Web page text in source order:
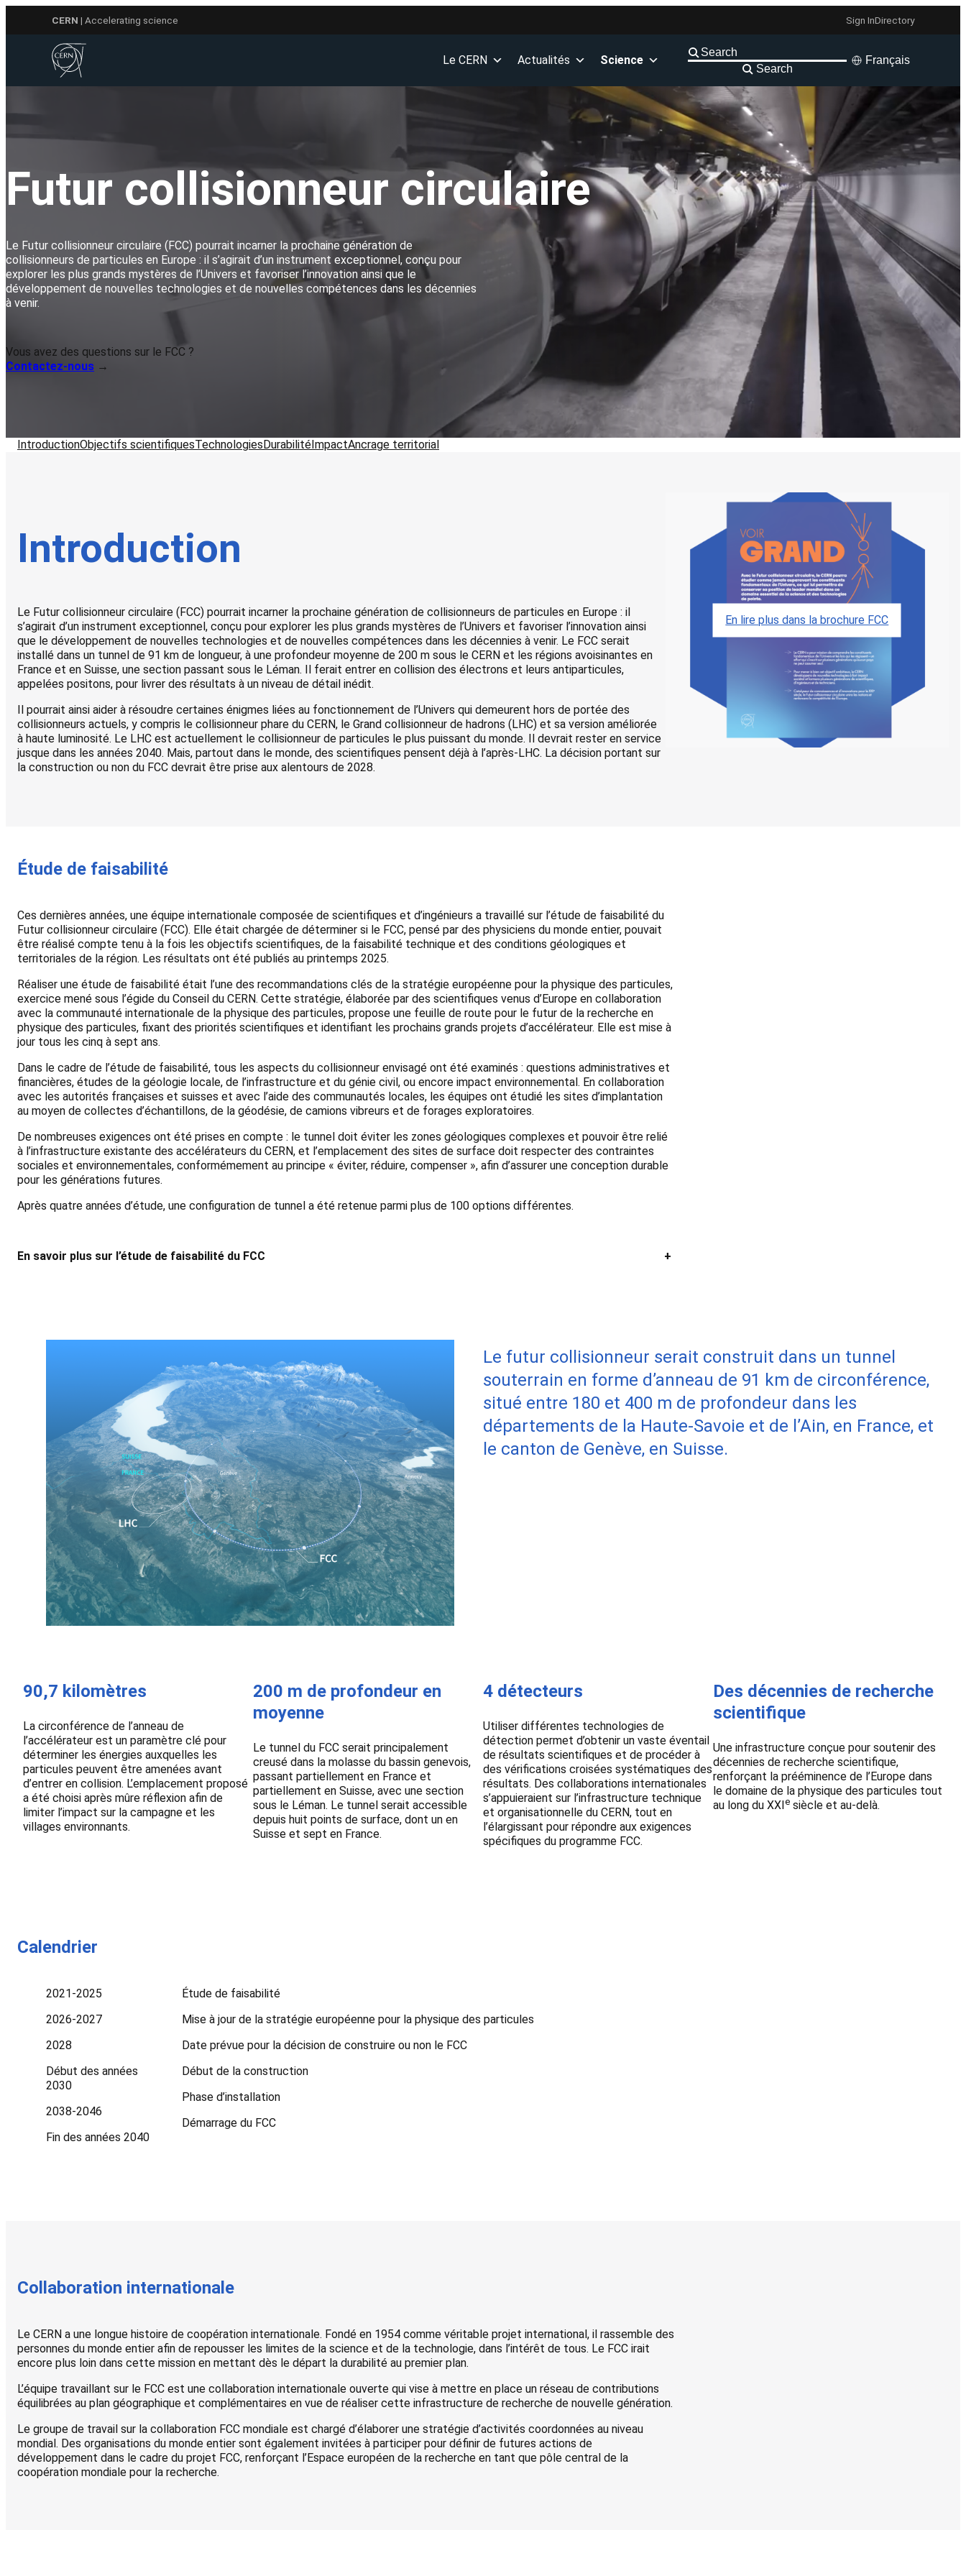
CERN | Accelerating science Sign InDirectory
Le CERN Actualités Science
Search
Français
Futur collisionneur circulaire
Le Futur collisionneur circulaire (FCC) pourrait incarner la prochaine génération de
collisionneurs de particules en Europe : il s’agirait d’un instrument exceptionnel, conçu pour
explorer les plus grands mystères de l’Univers et favoriser l’innovation ainsi que le
développement de nouvelles technologies et de nouvelles compétences dans les décennies
à venir.
Vous avez des questions sur le FCC ?
Contactez-nous →
IntroductionObjectifs scientifiquesTechnologiesDurabilitéImpactAncrage territorial
Introduction
Le Futur collisionneur circulaire (FCC) pourrait incarner la prochaine génération de collisionneurs de particules en Europe : il
s’agirait d’un instrument exceptionnel, conçu pour explorer les plus grands mystères de l’Univers et favoriser l’innovation ainsi
que le développement de nouvelles technologies et de nouvelles compétences dans les décennies à venir. Le FCC serait
installé dans un tunnel de 91 km de longueur, à une profondeur moyenne de 200 m sous le CERN et les régions avoisinantes en
France et en Suisse, une section passant sous le Léman. Il ferait entrer en collision des électrons et leurs antiparticules,
appelées positons, pour livrer des résultats à un niveau de détail inédit.
Il pourrait ainsi aider à résoudre certaines énigmes liées au fonctionnement de l’Univers qui demeurent hors de portée des
collisionneurs actuels, y compris le collisionneur phare du CERN, le Grand collisionneur de hadrons (LHC) et sa version améliorée
à haute luminosité. Le LHC est actuellement le collisionneur de particules le plus puissant du monde. Il devrait rester en service
jusque dans les années 2040. Mais, partout dans le monde, des scientifiques pensent déjà à l’après-LHC. La décision portant sur
la construction ou non du FCC devrait être prise aux alentours de 2028.
En lire plus dans la brochure FCC
Étude de faisabilité
Ces dernières années, une équipe internationale composée de scientifiques et d’ingénieurs a travaillé sur l’étude de faisabilité du
Futur collisionneur circulaire (FCC). Elle était chargée de déterminer si le FCC, pensé par des physiciens du monde entier, pouvait
être réalisé compte tenu à la fois les objectifs scientifiques, de la faisabilité technique et des conditions géologiques et
territoriales de la région. Les résultats ont été publiés au printemps 2025.
Réaliser une étude de faisabilité était l’une des recommandations clés de la stratégie européenne pour la physique des particules,
exercice mené sous l’égide du Conseil du CERN. Cette stratégie, élaborée par des scientifiques venus d’Europe en collaboration
avec la communauté internationale de la physique des particules, propose une feuille de route pour le futur de la recherche en
physique des particules, fixant des priorités scientifiques et identifiant les prochains grands projets d’accélérateur. Elle est mise à
jour tous les cinq à sept ans.
Dans le cadre de l’étude de faisabilité, tous les aspects du collisionneur envisagé ont été examinés : questions administratives et
financières, études de la géologie locale, de l’infrastructure et du génie civil, ou encore impact environnemental. En collaboration
avec les autorités françaises et suisses et avec l’aide des communautés locales, les équipes ont étudié les sites d’implantation
au moyen de collectes d’échantillons, de la géodésie, de camions vibreurs et de forages exploratoires.
De nombreuses exigences ont été prises en compte : le tunnel doit éviter les zones géologiques complexes et pouvoir être relié
à l’infrastructure existante des accélérateurs du CERN, et l’emplacement des sites de surface doit respecter des contraintes
sociales et environnementales, conformémement au principe « éviter, réduire, compenser », afin d’assurer une conception durable
pour les générations futures.
Après quatre années d’étude, une configuration de tunnel a été retenue parmi plus de 100 options différentes.
En savoir plus sur l’étude de faisabilité du FCC +
Le futur collisionneur serait construit dans un tunnel
souterrain en forme d’anneau de 91 km de circonférence,
situé entre 180 et 400 m de profondeur dans les
départements de la Haute-Savoie et de l’Ain, en France, et
le canton de Genève, en Suisse.
90,7 kilomètres
La circonférence de l’anneau de
l’accélérateur est un paramètre clé pour
déterminer les énergies auxquelles les
particules peuvent être amenées avant
d’entrer en collision. L’emplacement proposé
a été choisi après mûre réflexion afin de
limiter l’impact sur la campagne et les
villages environnants.
200 m de profondeur en
moyenne
Le tunnel du FCC serait principalement
creusé dans la molasse du bassin genevois,
passant partiellement en France et
partiellement en Suisse, avec une section
sous le Léman. Le tunnel serait accessible
depuis huit points de surface, dont un en
Suisse et sept en France.
4 détecteurs
Utiliser différentes technologies de
détection permet d’obtenir un vaste éventail
de résultats scientifiques et de procéder à
des vérifications croisées systématiques des
résultats. Des collaborations internationales
s’appuieraient sur l’infrastructure technique
et organisationnelle du CERN, tout en
l’élargissant pour répondre aux exigences
spécifiques du programme FCC.
Des décennies de recherche
scientifique
Une infrastructure conçue pour soutenir des
décennies de recherche scientifique,
renforçant la prééminence de l’Europe dans
le domaine de la physique des particules tout
au long du XXIe siècle et au-delà.
Calendrier
2021-2025
2026-2027
2028
Début des années
2030
2038-2046
Fin des années 2040
Étude de faisabilité
Mise à jour de la stratégie européenne pour la physique des particules
Date prévue pour la décision de construire ou non le FCC
Début de la construction
Phase d’installation
Démarrage du FCC
Collaboration internationale
Le CERN a une longue histoire de coopération internationale. Fondé en 1954 comme véritable projet international, il rassemble des
personnes du monde entier afin de repousser les limites de la science et de la technologie, dans l’intérêt de tous. Le FCC irait
encore plus loin dans cette mission en mettant dès le départ la durabilité au premier plan.
L’équipe travaillant sur le FCC est une collaboration internationale ouverte qui vise à mettre en place un réseau de contributions
équilibrées au plan géographique et complémentaires en vue de réaliser cette infrastructure de recherche de nouvelle génération.
Le groupe de travail sur la collaboration FCC mondiale est chargé d’élaborer une stratégie d’activités coordonnées au niveau
mondial. Des organisations du monde entier sont également invitées à participer pour définir de futures actions de
développement dans le cadre du projet FCC, renforçant l’Espace européen de la recherche en tant que pôle central de la
coopération mondiale pour la recherche.